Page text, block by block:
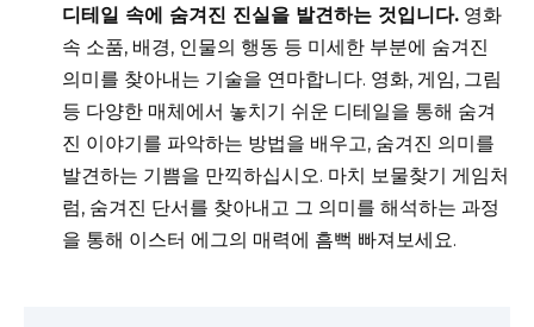
디테일 속에 숨겨진 진실을 발견하는 것입니다. 영화
속 소품, 배경, 인물의 행동 등 미세한 부분에 숨겨진
의미를 찾아내는 기술을 연마합니다. 영화, 게임, 그림
등 다양한 매체에서 놓치기 쉬운 디테일을 통해 숨겨
진 이야기를 파악하는 방법을 배우고, 숨겨진 의미를
발견하는 기쁨을 만끽하십시오. 마치 보물찾기 게임처
럼, 숨겨진 단서를 찾아내고 그 의미를 해석하는 과정
을 통해 이스터 에그의 매력에 흠뻑 빠져보세요.